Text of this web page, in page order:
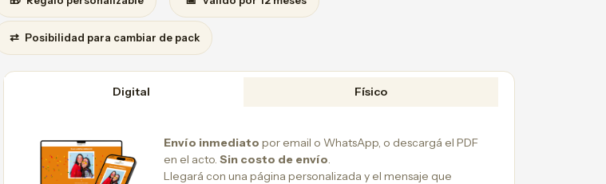
⇄ Posibilidad para cambiar de pack
Digital Físico
Envío inmediato por email o WhatsApp, o descargá el PDF
en el acto. Sin costo de envío
Llegará con una página personalizada y el mensaje que